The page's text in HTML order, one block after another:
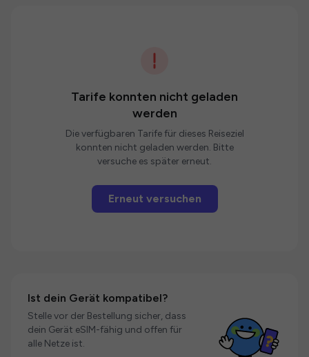
Tarife konnten nicht geladen
werden
Die verfügbaren Tarife für dieses Reiseziel
konnten nicht geladen werden. Bitte
versuche es später erneut.
Erneut versuchen
Ist dein Gerät kompatibel?
Stelle vor der Bestellung sicher, dass
dein Gerät eSIM-fähig und offen für
alle Netze ist.